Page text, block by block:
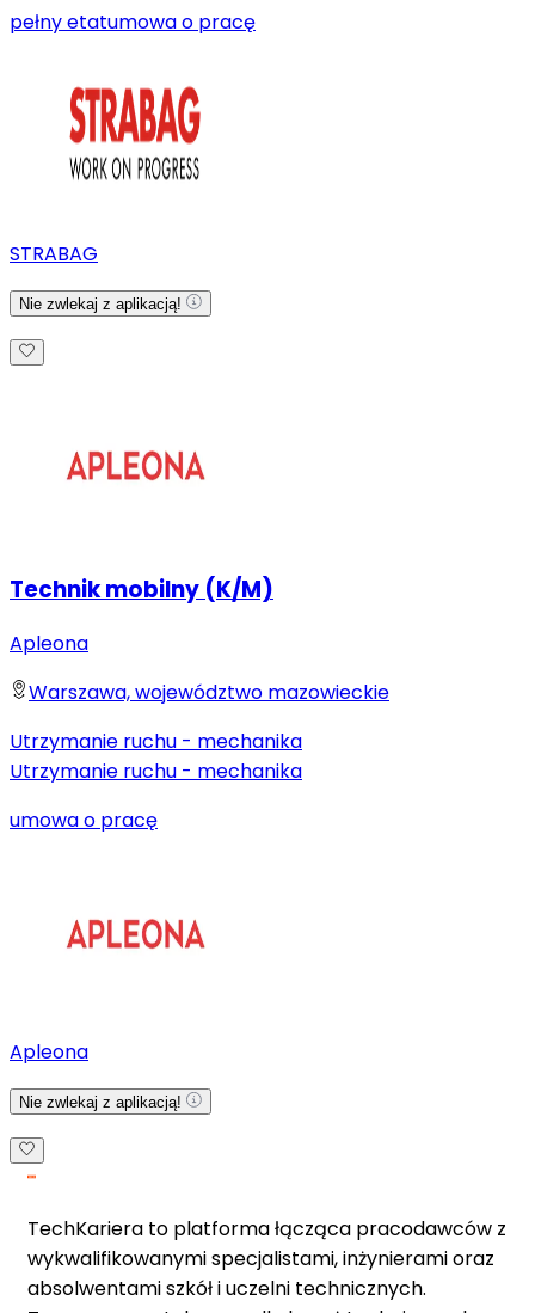
pełny etatumowa o pracę
STRABAG
Nie zwlekaj z aplikacją!
Technik mobilny (K/M)
Apleona
Warszawa, województwo mazowieckie
Utrzymanie ruchu - mechanika
Utrzymanie ruchu - mechanika
umowa o pracę
Apleona
Nie zwlekaj z aplikacją!
TechKariera to platforma łącząca pracodawców z
wykwalifikowanymi specjalistami, inżynierami oraz
absolwentami szkół i uczelni technicznych.